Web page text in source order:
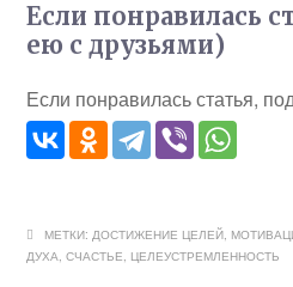
Если понравилась
ею с друзьями)
Если понравилась статья,
МЕТКИ:ДОСТИЖЕНИЕ ЦЕЛЕЙ,
ДУХА,СЧАСТЬЕ, ЦЕЛЕУСТРЕМЛЕННОСТЬ